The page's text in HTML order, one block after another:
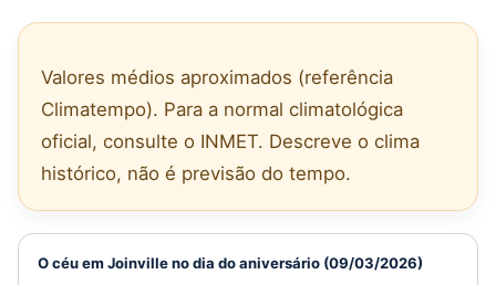
Valores médios aproximados (referência
Climatempo). Para a normal climatológica
oficial, consulte o INMET. Descreve o clima
histórico, não é previsão do tempo.
O céu em Joinville no dia do aniversário (09/03/2026)